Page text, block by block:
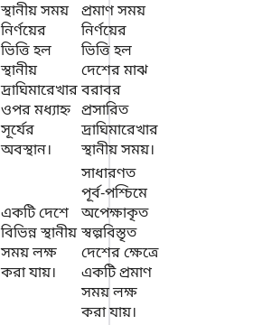
স্থানীয় সময়
নির্ণয়ের
ভিত্তি হল
স্থানীয়
দ্রাঘিমারেখার
ওপর মধ্যাহ্ন
সূর্যের
অবস্থান।
প্রমাণ সময়
নির্ণয়ের
ভিত্তি হল
দেশের মাঝ
বরাবর
প্রসারিত
দ্রাঘিমারেখার
স্থানীয় সময়।
একটি দেশে
বিভিন্ন স্থানীয়
সময় লক্ষ
করা যায়।
সাধারণত
পূর্ব-পশ্চিমে
অপেক্ষাকৃত
স্বল্পবিস্তৃত
দেশের ক্ষেত্রে
একটি প্রমাণ
সময় লক্ষ
করা যায়।